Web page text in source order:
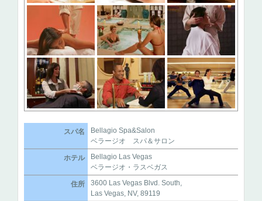
スパ名
Bellagio Spa&Salon
ベラージオ スパ＆サロン
ホテル
Bellagio Las Vegas
ベラージオ・ラスベガス
住所
3600 Las Vegas Blvd. South,
Las Vegas, NV, 89119